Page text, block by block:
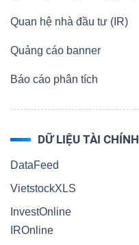
Quan hệ nhà đầu tư (IR)
Quảng cáo banner
Báo cáo phân tích
DỮ LIỆU TÀI CHÍNH
DataFeed
VietstockXLS
InvestOnline
IROnline